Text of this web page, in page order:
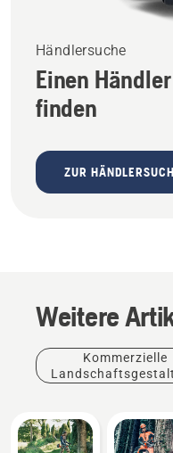
Händlersuche
Einen
finden
ZUR
Weitere
Kommerzielle